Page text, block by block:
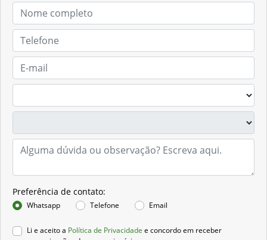
Preferência de contato:
Whatsapp Telefone Email
Li e aceito a Política de Privacidade e concordo em receber